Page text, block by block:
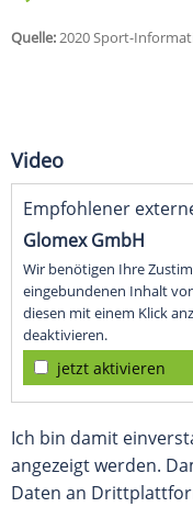
Quelle:2020 Sport-
Video
Empfohlener
Glomex GmbH
Wir benötigen Ihre
eingebundenen Inhalt
diesen mit einem Klick
deaktivieren.
jetzt aktivieren
Ich bin damit
angezeigt werden.
Daten an